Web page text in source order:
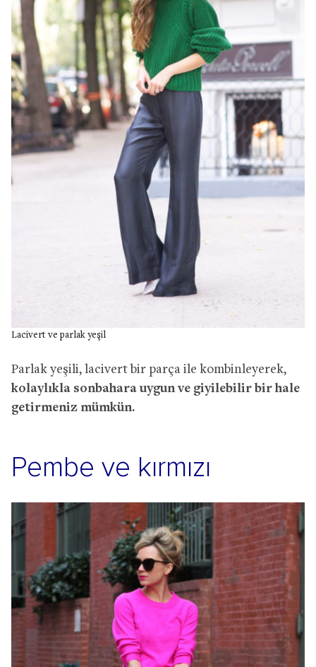
Lacivert ve parlak yeşil
Parlak yeşili, lacivert bir parça ile kombinleyerek,
kolaylıkla sonbahara uygun ve giyilebilir bir hale
getirmeniz mümkün.
Pembe ve kırmızı